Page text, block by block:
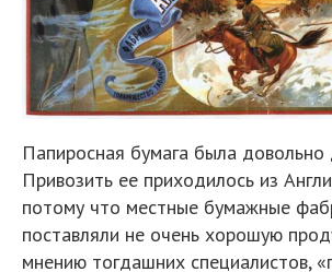
Папиросная бумага была довольно
Привозить ее приходилось из
потому что местные бумажные
поставляли не очень хорошую
мнению тогдашних специалистов,